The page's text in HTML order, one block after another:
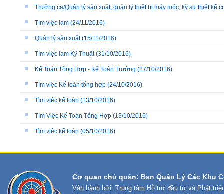
Trưởng ca/Quản lý sản xuất, quản lý thiết bị máy móc, kỹ sư thiết kế
Tìm việc làm (24/11/2016)
Quản lý sản xuất(15/11/2016)
Tìm việc làm Kỹ Thuật(31/10/2016)
Kế Toán Tổng Hợp - Kế Toán Trưởng (27/10/2016)
Tìm việc Kế toán tổng hợp (24/10/2016)
Tìm việc kế toán (13/10/2016)
Tìm Việc Kế Toán Tổng Hợp (13/10/2016)
Tìm việc kế toán (05/10/2016)
Cơ quan chủ quản: Ban Quản Lý Các Khu
Vận hành bởi: Trung tâm Hỗ trợ đầu tư và Phát